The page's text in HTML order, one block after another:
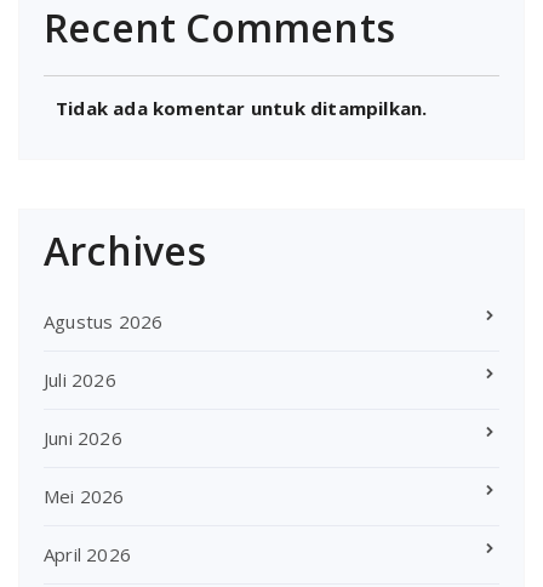
Recent Comments
Tidak ada komentar untuk ditampilkan.
Archives
Agustus 2026
Juli 2026
Juni 2026
Mei 2026
April 2026